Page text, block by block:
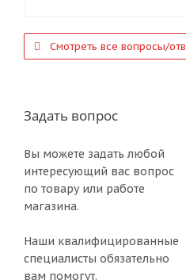
Смотреть все вопросы/
Задать вопрос
Вы можете задать любой
интересующий вас вопрос
по товару или работе
магазина.
Наши квалифицированные
специалисты обязательно
вам помогут.